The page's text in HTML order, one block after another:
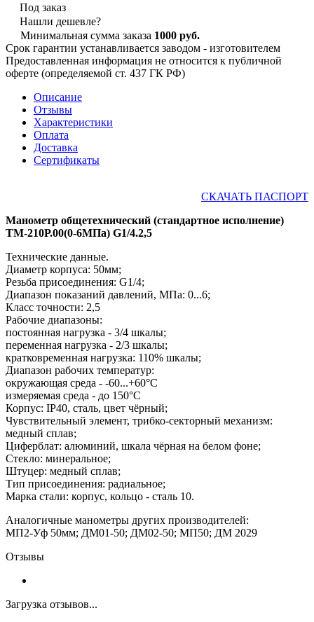
Под заказ
Нашли дешевле?
Минимальная сумма заказа 1000 руб.
Срок гарантии устанавливается заводом - изготовителем
Предоставленная информация не относится к публичной
оферте (определяемой ст. 437 ГК РФ)
Описание
Отзывы
Характеристики
Оплата
Доставка
Сертификаты
СКАЧАТЬ ПАСПОРТ
Манометр общетехнический (стандартное исполнение)
ТМ-210Р.00(0-6МПа) G1/4.2,5
Технические данные.
Диаметр корпуса: 50мм;
Резьба присоединения: G1/4;
Диапазон показаний давлений, МПа: 0...6;
Класс точности: 2,5
Рабочие диапазоны:
постоянная нагрузка - 3/4 шкалы;
переменная нагрузка - 2/3 шкалы;
кратковременная нагрузка: 110% шкалы;
Диапазон рабочих температур:
окружающая среда - -60...+60°С
измеряемая среда - до 150°С
Корпус: IP40, сталь, цвет чёрный;
Чувствительный элемент, трибко-секторный механизм:
медный сплав;
Циферблат: алюминий, шкала чёрная на белом фоне;
Стекло: минеральное;
Штуцер: медный сплав;
Тип присоединения: радиальное;
Марка стали: корпус, кольцо - сталь 10.
Аналогичные манометры других производителей:
МП2-Уф 50мм; ДМ01-50; ДМ02-50; МП50; ДМ 2029
Отзывы
Загрузка отзывов...